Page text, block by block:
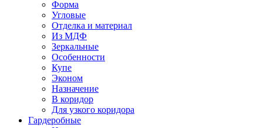
Форма
Угловые
Отделка и материал
Из МДФ
Зеркальные
Особенности
Купе
Эконом
Назначение
В коридор
Для узкого коридора
Гардеробные